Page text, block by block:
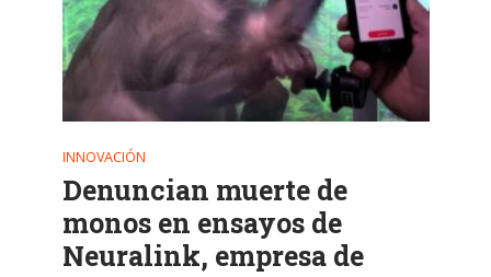
INNOVACIÓN
Denuncian muerte de
monos en ensayos de
Neuralink, empresa de